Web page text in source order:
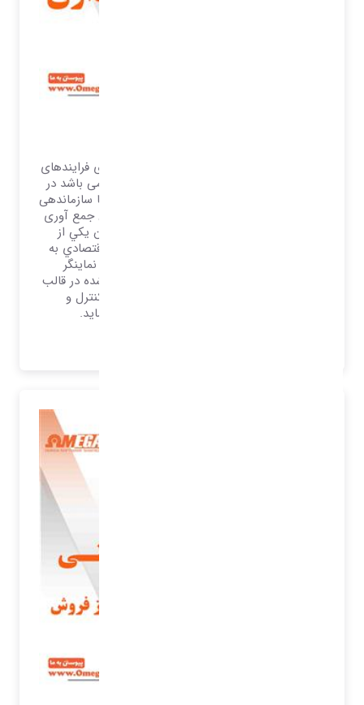
تمامی تلاش ها و برنامه ریزی ها و پیاده سازی فرایندهای
سیستمی بصورت عمده در جهت کسب سود می باشد در
واقع تمامی سیستم ها دپارتمان ها و بخش ها سازماندهی
می گردند تا به این هدف دست یابند بنابراین جمع آوری
اطلاعات مالي منسجم و به ‌هنگام را مي‌توان يكي از
مهم‌ترين دغدغه‌هاي سازمان‌ها و موسسات اقتصادي به
حساب آورد. چرا که باز خورد این اطلاعات نماینگر
مجموعه‌ي عمليات سازمان‌ها و موسسات ياد ‌شده در قالب
مقادير مالي است و زمينه‌هاي لازم براي كنترل و
برنامه‌ريزي‌هاي مديريت را مهيا مي‌ نماید.